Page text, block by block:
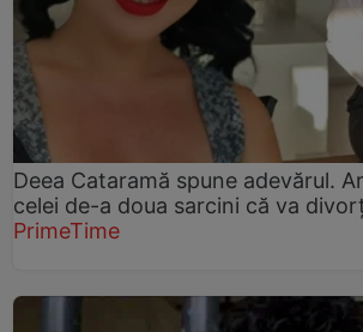
Deea Cataramă spune adevărul.
celei de-a doua sarcini că va
PrimeTime